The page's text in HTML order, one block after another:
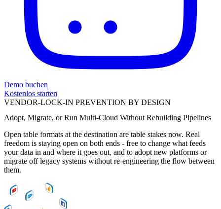
Demo buchen
Kostenlos starten
VENDOR-LOCK-IN PREVENTION BY DESIGN
Adopt, Migrate, or Run Multi-Cloud Without Rebuilding Pipelines
Open table formats at the destination are table stakes now. Real
freedom is staying open on both ends - free to change what feeds
your data in and where it goes out, and to adopt new platforms or
migrate off legacy systems without re-engineering the flow between
them.